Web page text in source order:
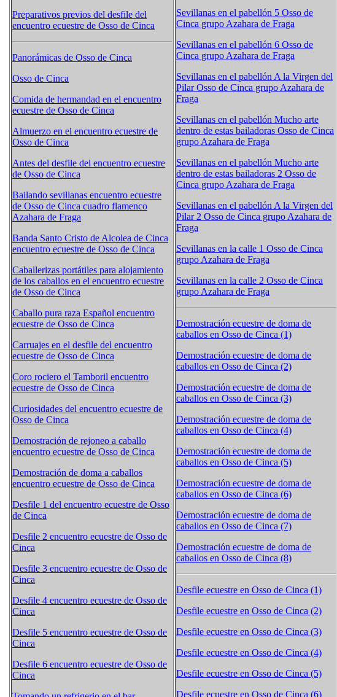
Preparativos previos del desfile del
encuentro ecuestre de Osso de Cinca
Panorámicas de Osso de Cinca
Osso de Cinca
Comida de hermandad en el encuentro
ecuestre de Osso de Cinca
Almuerzo en el encuentro ecuestre de
Osso de Cinca
Antes del desfile del encuentro ecuestre
de Osso de Cinca
Bailando sevillanas encuentro ecuestre
de Osso de Cinca cuadro flamenco
Azahara de Fraga
Banda Santo Cristo de Alcolea de Cinca
encuentro ecuestre de Osso de Cinca
Caballerizas portátiles para alojamiento
de los caballos en el encuentro ecuestre
de Osso de Cinca
Caballo pura raza Español encuentro
ecuestre de Osso de Cinca
Carruajes en el desfile del encuentro
ecuestre de Osso de Cinca
Coro rociero el Tamboril encuentro
ecuestre de Osso de Cinca
Curiosidades del encuentro ecuestre de
Osso de Cinca
Demostración de rejoneo a caballo
encuentro ecuestre de Osso de Cinca
Demostración de doma a caballos
encuentro ecuestre de Osso de Cinca
Desfile 1 del encuentro ecuestre de Osso
de Cinca
Desfile 2 encuentro ecuestre de Osso de
Cinca
Desfile 3 encuentro ecuestre de Osso de
Cinca
Desfile 4 encuentro ecuestre de Osso de
Cinca
Desfile 5 encuentro ecuestre de Osso de
Cinca
Desfile 6 encuentro ecuestre de Osso de
Cinca
Sevillanas en el pabellón 5 Osso de
Cinca grupo Azahara de Fraga
Sevillanas en el pabellón 6 Osso de
Cinca grupo Azahara de Fraga
Sevillanas en el pabellón A la Virgen del
Pilar Osso de Cinca grupo Azahara de
Fraga
Sevillanas en el pabellón Mucho arte
dentro de estas bailadoras Osso de Cinca
grupo Azahara de Fraga
Sevillanas en el pabellón Mucho arte
dentro de estas bailadoras 2 Osso de
Cinca grupo Azahara de Fraga
Sevillanas en el pabellón A la Virgen del
Pilar 2 Osso de Cinca grupo Azahara de
Fraga
Sevillanas en la calle 1 Osso de Cinca
grupo Azahara de Fraga
Sevillanas en la calle 2 Osso de Cinca
grupo Azahara de Fraga
Demostración ecuestre de doma de
caballos en Osso de Cinca (1)
Demostración ecuestre de doma de
caballos en Osso de Cinca (2)
Demostración ecuestre de doma de
caballos en Osso de Cinca (3)
Demostración ecuestre de doma de
caballos en Osso de Cinca (4)
Demostración ecuestre de doma de
caballos en Osso de Cinca (5)
Demostración ecuestre de doma de
caballos en Osso de Cinca (6)
Demostración ecuestre de doma de
caballos en Osso de Cinca (7)
Demostración ecuestre de doma de
caballos en Osso de Cinca (8)
Desfile ecuestre en Osso de Cinca (1)
Desfile ecuestre en Osso de Cinca (2)
Desfile ecuestre en Osso de Cinca (3)
Desfile ecuestre en Osso de Cinca (4)
Desfile ecuestre en Osso de Cinca (5)
Desfile ecuestre en Osso de Cinca (6)